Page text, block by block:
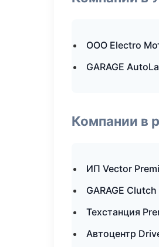
ООО Electro
GARAGE
Компании в
ИП Vector
GARAGE
Техстанция
Автоцентр